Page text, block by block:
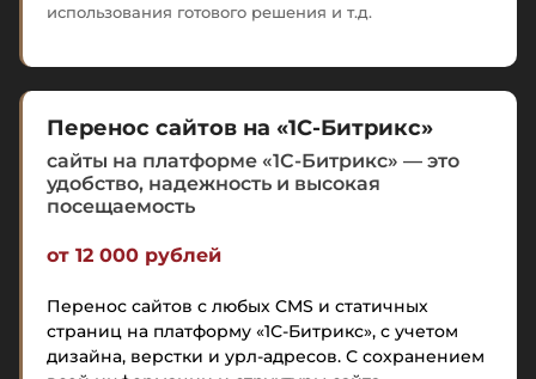
использования готового решения и т.д.
Перенос сайтов на «1С-Битрикс»
сайты на платформе «1С-Битрикс» — это
удобство, надежность и высокая
посещаемость
от 12 000 рублей
Перенос сайтов с любых CMS и статичных
страниц на платформу «1С-Битрикс», с учетом
дизайна, верстки и урл-адресов. С сохранением